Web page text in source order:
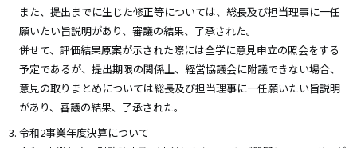
また、提出までに生じた修正等については、総長及び担当理事に一任
願いたい旨説明があり、審議の結果、了承された。
併せて、評価結果原案が示された際には全学に意見申立の照会をする
予定であるが、提出期限の関係上、経営協議会に附議できない場合、
意見の取りまとめについては総長及び担当理事に一任願いたい旨説明
があり、審議の結果、了承された。
令和2事業年度決算について